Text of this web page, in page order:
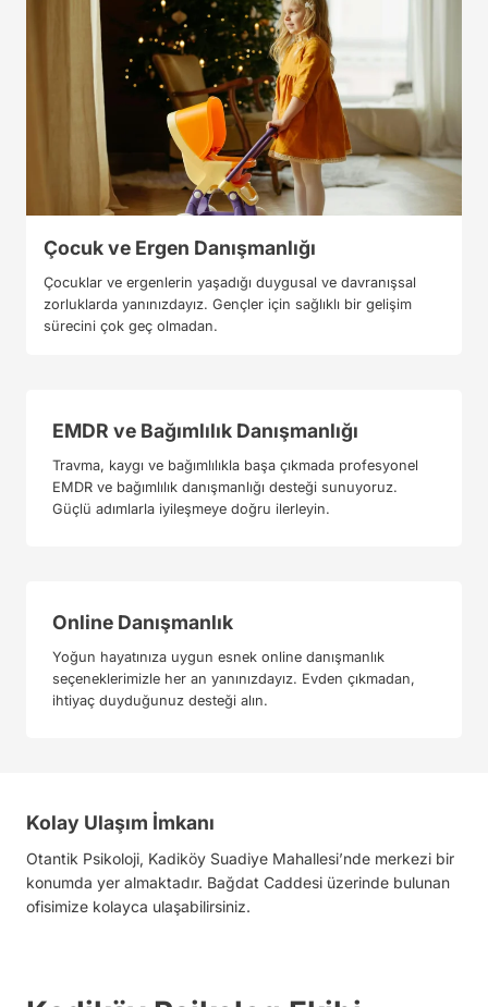
Çocuk ve Ergen Danışmanlığı
Çocuklar ve ergenlerin yaşadığı duygusal ve davranışsal
zorluklarda yanınızdayız. Gençler için sağlıklı bir gelişim
sürecini çok geç olmadan.
EMDR ve Bağımlılık Danışmanlığı
Travma, kaygı ve bağımlılıkla başa çıkmada profesyonel
EMDR ve bağımlılık danışmanlığı desteği sunuyoruz.
Güçlü adımlarla iyileşmeye doğru ilerleyin.
Online Danışmanlık
Yoğun hayatınıza uygun esnek online danışmanlık
seçeneklerimizle her an yanınızdayız. Evden çıkmadan,
ihtiyaç duyduğunuz desteği alın.
Kolay Ulaşım İmkanı
Otantik Psikoloji, Kadiköy Suadiye Mahallesi’nde merkezi bir
konumda yer almaktadır. Bağdat Caddesi üzerinde bulunan
ofisimize kolayca ulaşabilirsiniz.